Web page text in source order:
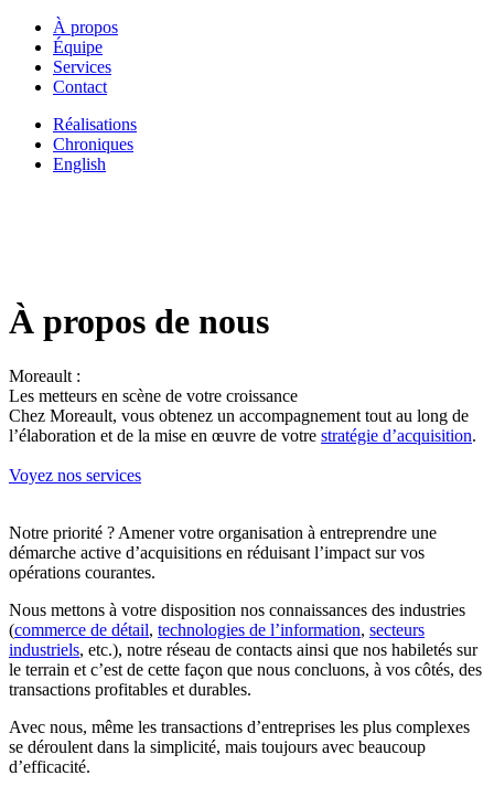
À propos
Équipe
Services
Contact
Réalisations
Chroniques
English
À propos de nous
Moreault :
Les metteurs en scène de votre croissance
Chez Moreault, vous obtenez un accompagnement tout au long de
l’élaboration et de la mise en œuvre de votre stratégie d’acquisition.
Voyez nos services
Notre priorité ? Amener votre organisation à entreprendre une
démarche active d’acquisitions en réduisant l’impact sur vos
opérations courantes.
Nous mettons à votre disposition nos connaissances des industries
(commerce de détail, technologies de l’information, secteurs
industriels, etc.), notre réseau de contacts ainsi que nos habiletés sur
le terrain et c’est de cette façon que nous concluons, à vos côtés, des
transactions profitables et durables.
Avec nous, même les transactions d’entreprises les plus complexes
se déroulent dans la simplicité, mais toujours avec beaucoup
d’efficacité.